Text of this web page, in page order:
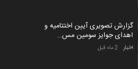
گزارش تصویری آیین اختتامیه و
اهدای جوایز سومین مس…
اخبار 2 ماه قبل